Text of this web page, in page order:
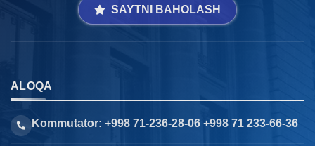
SAYTNI BAHOLASH
ALOQA
Kommutator: +998 71-236-28-06 +998 71 233-66-36